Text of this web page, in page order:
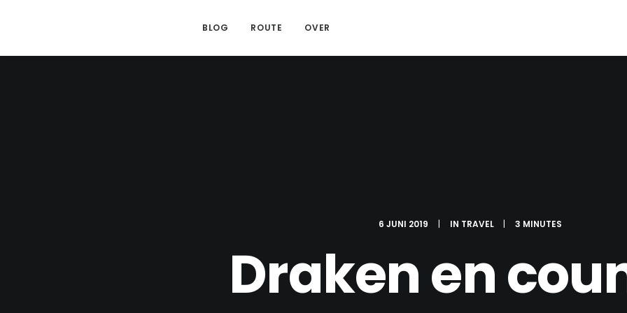
BLOG ROUTE OVER
6 JUNI 2019 | IN TRAVEL | 3 MINUTES
Draken en